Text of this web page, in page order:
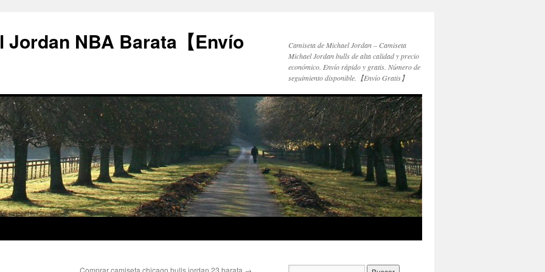
Jordan NBA Barata【Envío
Camiseta de Michael Jordan – Camiseta
Michael Jordan bulls de alta calidad y precio
económico. Envío rápido y gratis. Número de
seguimiento disponible.【Envío Gratis】
Comprar camiseta chicago bulls jordan 23 barata →